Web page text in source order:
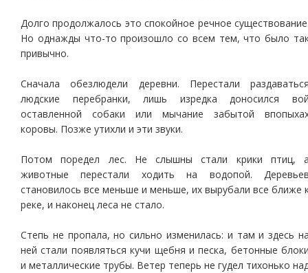
Долго продолжалось это спокойное речное
Но однажды что-то произошло со всем тем, что было
привычно.
Сначала обезлюдели деревни. Перестали
людские перебранки, лишь изредка доносился
оставленной собаки или мычание забытой
коровы. Позже утихли и эти звуки.
Потом поредел лес. Не слышны стали крики птиц,
животные перестали ходить на водопой.
становилось все меньше и меньше, их вырубали все ближе
реке, и наконец леса не стало.
Степь не пропала, но сильно изменилась: и там и здесь
ней стали появляться кучи щебня и песка, бетонные
и металлические трубы. Ветер теперь не гудел тихонько